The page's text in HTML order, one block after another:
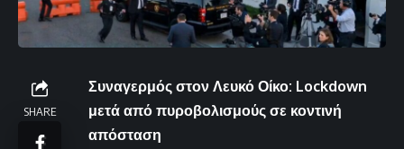
SHARE
Συναγερμός στον Λευκό Οίκο: Lockdown
μετά από πυροβολισμούς σε κοντινή
απόσταση